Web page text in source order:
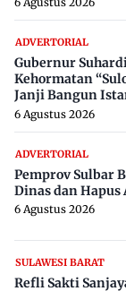
ADVERTORIAL
Gubernur
Kehormatan
Janji Bangun
6 Agustus 2026
ADVERTORIAL
Pemprov Sulbar
Dinas dan
6 Agustus 2026
SULAWESI BARAT
Refli Sakti